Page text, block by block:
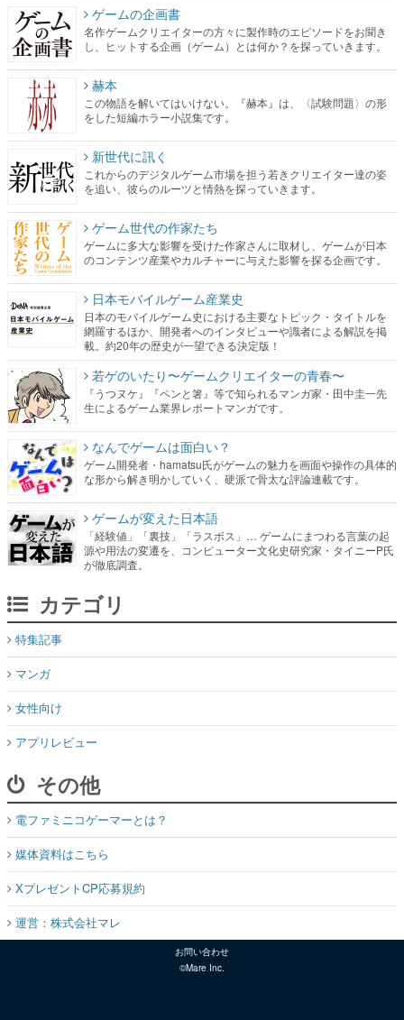
ゲームの企画書
名作ゲームクリエイターの方々に製作時のエピソードをお聞き
し、ヒットする企画（ゲーム）とは何か？を探っていきます。
赫本
この物語を解いてはいけない。『赫本』は、〈試験問題〉の形
をした短編ホラー小説集です。
新世代に訊く
これからのデジタルゲーム市場を担う若きクリエイター達の姿
を追い、彼らのルーツと情熱を探っていきます。
ゲーム世代の作家たち
ゲームに多大な影響を受けた作家さんに取材し、ゲームが日本
のコンテンツ産業やカルチャーに与えた影響を探る企画です。
日本モバイルゲーム産業史
日本のモバイルゲーム史における主要なトピック・タイトルを
網羅するほか、開発者へのインタビューや識者による解説を掲
載。約20年の歴史が一望できる決定版！
若ゲのいたり〜ゲームクリエイターの青春〜
『うつヌケ』『ペンと箸』等で知られるマンガ家・田中圭一先
生によるゲーム業界レポートマンガです。
なんでゲームは面白い？
ゲーム開発者・hamatsu氏がゲームの魅力を画面や操作の具体的
な形から解き明かしていく、硬派で骨太な評論連載です。
ゲームが変えた日本語
「経験値」「裏技」「ラスボス」… ゲームにまつわる言葉の起
源や用法の変遷を、コンピューター文化史研究家・タイニーP氏
が徹底調査。
カテゴリ
特集記事
マンガ
女性向け
アプリレビュー
その他
電ファミニコゲーマーとは？
媒体資料はこちら
XプレゼントCP応募規約
運営：株式会社マレ
お問い合わせ
©Mare Inc.